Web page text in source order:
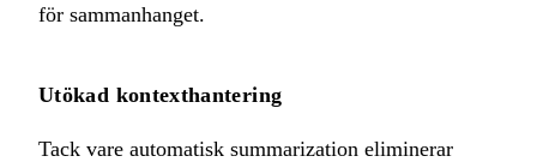
för sammanhanget.
Utökad kontexthantering
Tack vare automatisk summarization eliminerar